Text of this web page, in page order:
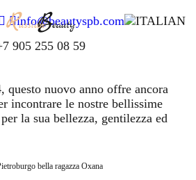
905 255 08 59
info@beautyspb.com
questo nuovo anno offre ancora
incontrare le nostre bellissime
la sua bellezza, gentilezza ed
bella ragazza Oxana